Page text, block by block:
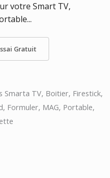
votre Smart TV,
Gratuit